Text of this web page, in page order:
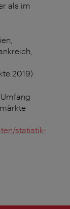
als im
2019)
statistik-